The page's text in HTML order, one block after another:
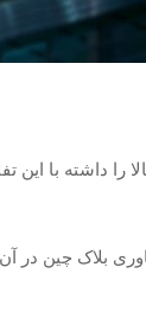
را داشته با
بلاک چین